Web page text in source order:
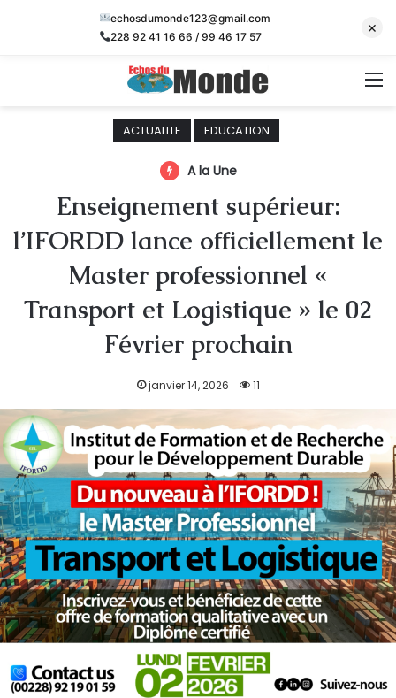
ACTUALITE EDUCATION
A la Une
Enseignement supérieur:
l’IFORDD lance officiellement le
Master professionnel «
Transport et Logistique » le 02
Février prochain
janvier 14, 2026 11
echosdumonde123@gmail.com
228 92 41 16 66 / 99 46 17 57
×